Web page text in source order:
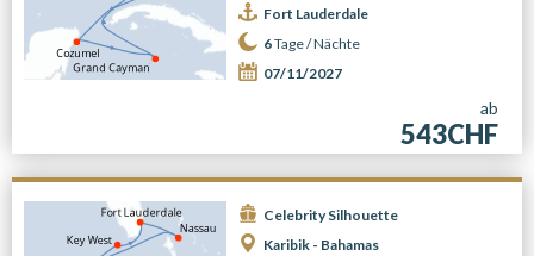
Fort Lauderdale
6Tage /Nächte
07/11/2027
ab
543CHF
Celebrity Silhouette
Karibik - Bahamas